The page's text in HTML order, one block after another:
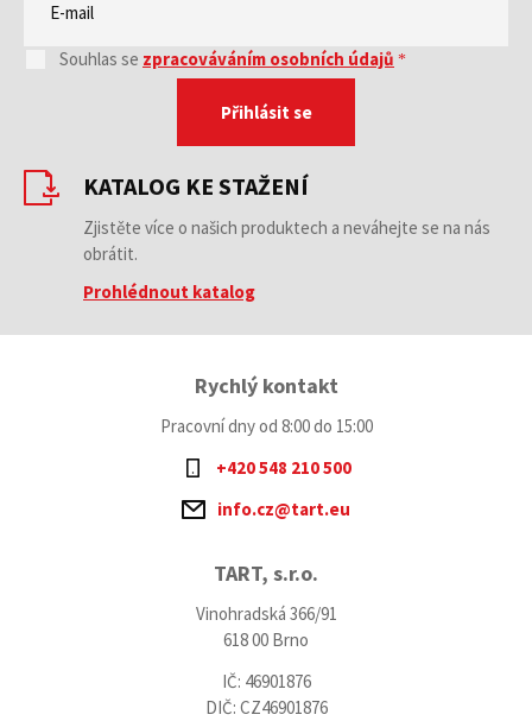
Přihlásit se
Souhlas se zpracováváním osobních údajů
KATALOG KE STAŽENÍ
Zjistěte více o našich produktech a neváhejte se na nás
obrátit.
Prohlédnout katalog
Rychlý kontakt
Pracovní dny od 8:00 do 15:00
+420 548 210 500
info.cz@tart.eu
TART, s.r.o.
Vinohradská 366/91
618 00 Brno
IČ: 46901876
DIČ: CZ46901876